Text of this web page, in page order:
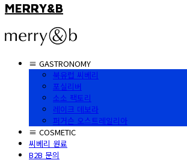
MERRY&B
≡ GASTRONOMY
북유럽 씨베리
포실리버
소소 팩토리
레이크 데보라
퍼거슨 오스트레일리아
≡ COSMETIC
씨베리 원료
B2B 문의